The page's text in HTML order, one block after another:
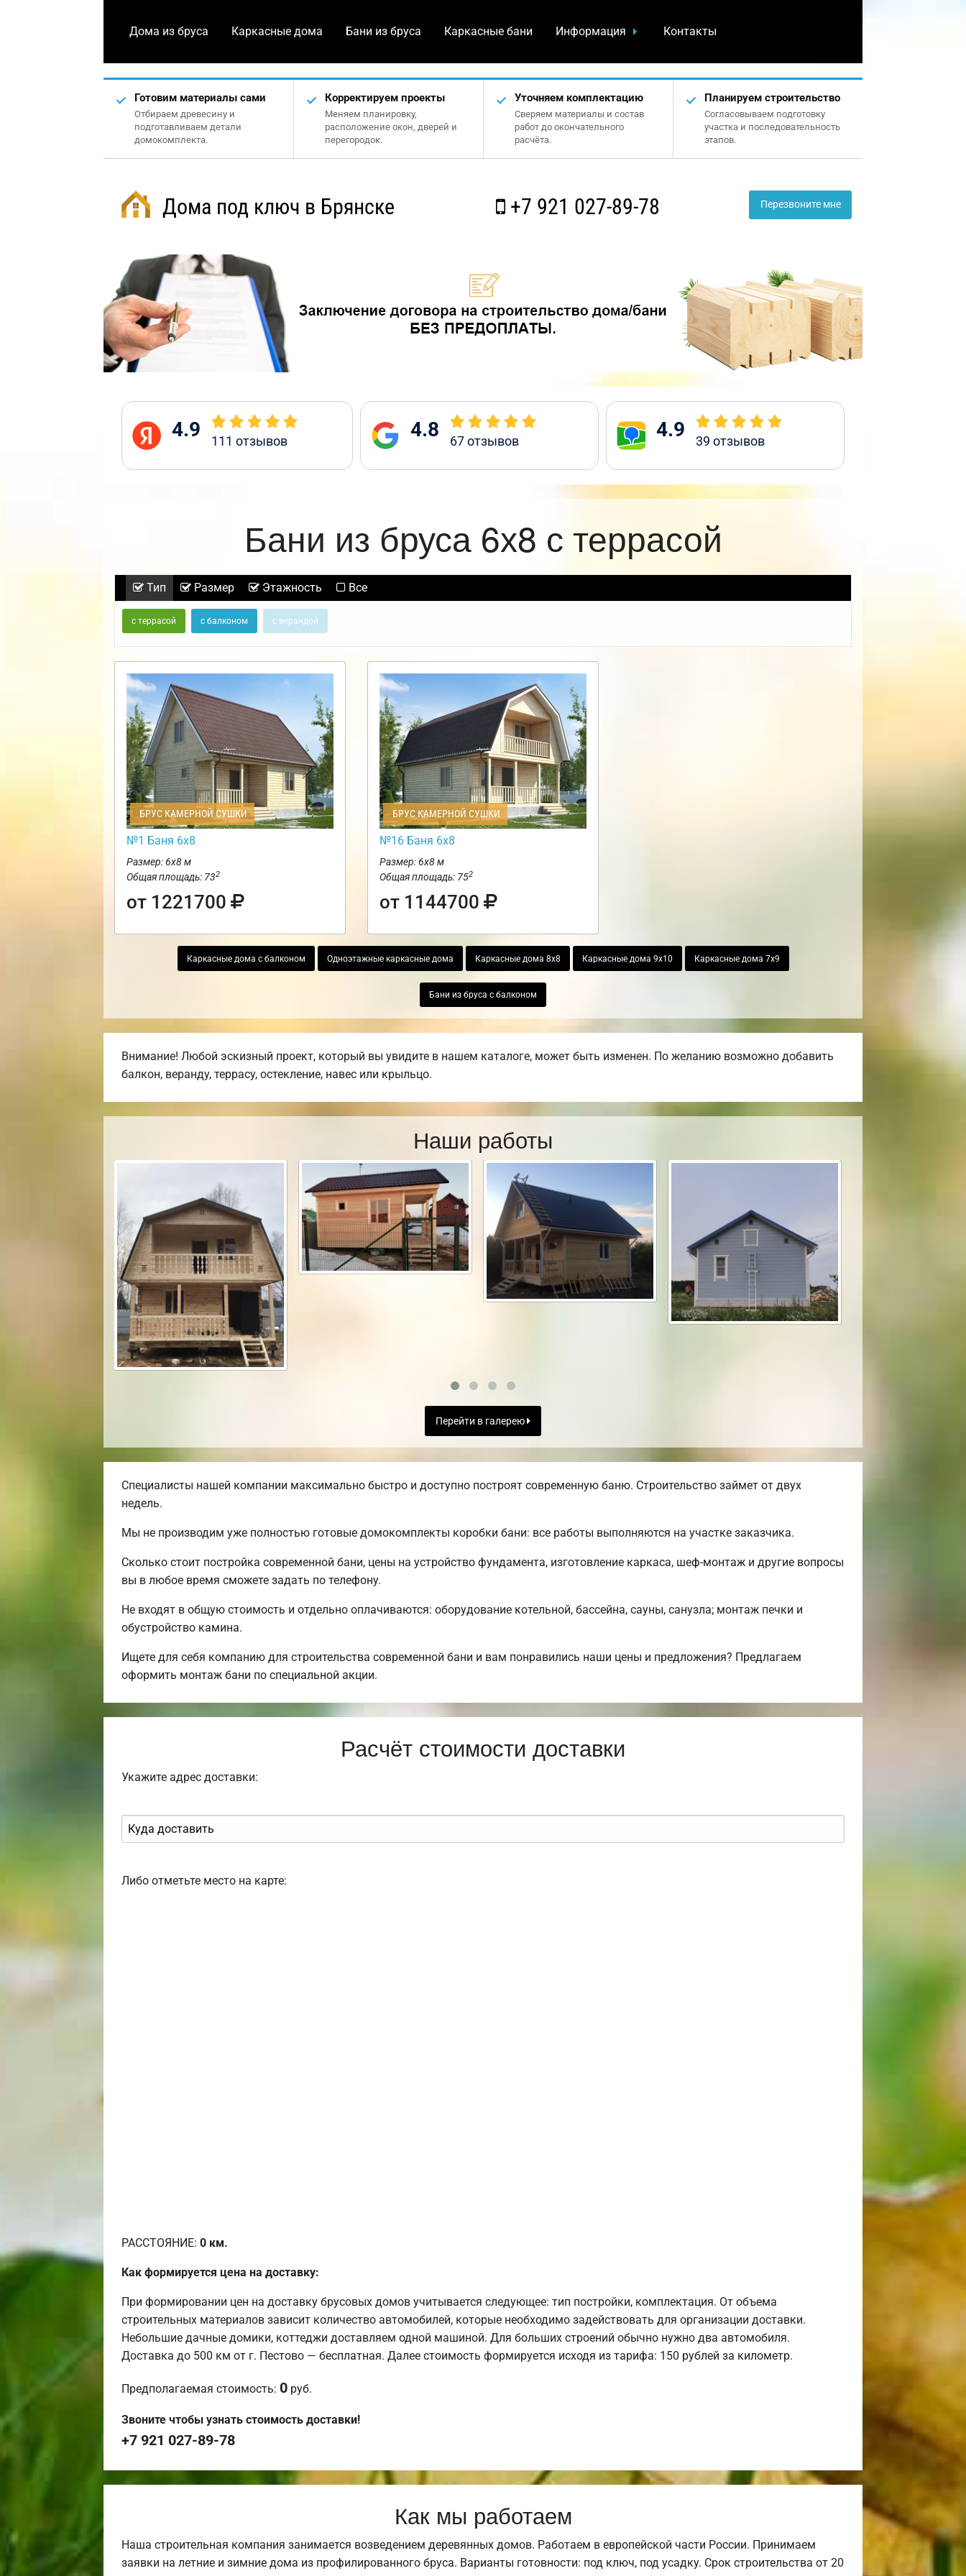
Дома из бруса Каркасные дома Бани из бруса Каркасные бани Информация Контакты
Готовим материалы сами
Отбираем древесину и
подготавливаем детали
домокомплекта.
Корректируем проекты
Меняем планировку,
расположение окон, дверей и
перегородок.
Уточняем комплектацию
Сверяем материалы и состав
работ до окончательного
расчёта.
Планируем строительство
Согласовываем подготовку
участка и последовательность
этапов.
Дома под ключ в Брянске +7 921 027-89-78 Перезвоните мне
4.9 111 отзывов 4.8 67отзывов 4.9 39 отзывов
Бани из бруса 6х8 с террасой
Тип Размер Этажность Все
с террасой с балконом с верандой
БРУС КАМЕРНОЙ СУШКИ
№1 Баня 6х8
Размер: 6х8 м
Общая площадь: 732
от 1221700
БРУС КАМЕРНОЙ СУШКИ
№16 Баня 6х8
Размер: 6х8 м
Общая площадь: 752
от 1144700
Каркасные дома с балконом Одноэтажные каркасные дома Каркасные дома 8х8 Каркасные дома 9х10 Каркасные дома 7х9
Бани из бруса с балконом
Внимание! Любой эскизный проект, который вы увидите в нашем каталоге, может быть изменен. По желанию возможно добавить
балкон, веранду, террасу, остекление, навес или крыльцо.
Наши работы
Перейти в галерею
Специалисты нашей компании максимально быстро и доступно построят современную баню. Строительство займет от двух
недель.
Мы не производим уже полностью готовые домокомплекты коробки бани: все работы выполняются на участке заказчика.
Сколько стоит постройка современной бани, цены на устройство фундамента, изготовление каркаса, шеф-монтаж и другие вопросы
вы в любое время сможете задать по телефону.
Не входят в общую стоимость и отдельно оплачиваются: оборудование котельной, бассейна, сауны, санузла; монтаж печки и
обустройство камина.
Ищете для себя компанию для строительства современной бани и вам понравились наши цены и предложения? Предлагаем
оформить монтаж бани по специальной акции.
Расчёт стоимости доставки
Укажите адрес доставки:
Либо отметьте место на карте:
РАССТОЯНИЕ: 0 км.
Как формируется цена на доставку:
При формировании цен на доставку брусовых домов учитывается следующее: тип постройки, комплектация. От объема
строительных материалов зависит количество автомобилей, которые необходимо задействовать для организации доставки.
Небольшие дачные домики, коттеджи доставляем одной машиной. Для больших строений обычно нужно два автомобиля.
Доставка до 500 км от г. Пестово — бесплатная. Далее стоимость формируется исходя из тарифа: 150 рублей за километр.
Предполагаемая стоимость: 0 руб.
Звоните чтобы узнать стоимость доставки!
+7 921 027-89-78
Как мы работаем
Наша строительная компания занимается возведением деревянных домов. Работаем в европейской части России. Принимаем
заявки на летние и зимние дома из профилированного бруса. Варианты готовности: под ключ, под усадку. Срок строительства от 20